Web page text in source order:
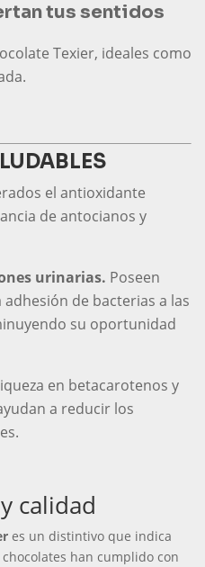
tus sentidos
Texier, ideales como
el antioxidante
de antocianos y
urinarias. Poseen
de bacterias a las
su oportunidad
en betacarotenos y
a reducir los
calidad
es un distintivo que indica
han cumplido con